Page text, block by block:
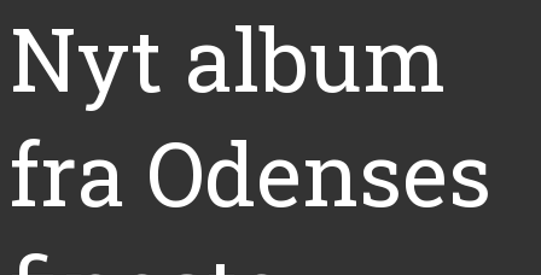
Nyt album
fra Odenses